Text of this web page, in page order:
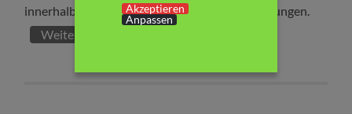
innerhalb von wenigen Tagen geradezu verschlungen.
Weiterlesen
Akzeptieren
Anpassen